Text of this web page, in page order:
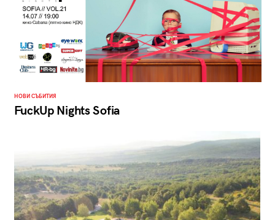
НОВИ СЪБИТИЯ
FuckUp Nights Sofia